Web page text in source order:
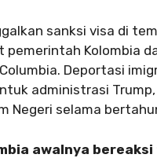
sanksi visa di
Kolombia
Deportasi
administrasi
Negeri selama
awalnya